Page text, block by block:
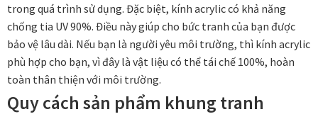
Đóng khung tranh thêu
Giỏ hàng
Giới Thiệu Mia Home
trong quá trình sử dụng. Đặc biệt, kính acrylic có khả năng
chống tia UV 90%. Điều này giúp cho bức tranh của bạn được
bảo vệ lâu dài. Nếu bạn là người yêu môi trường, thì kính acrylic
phù hợp cho bạn, vì đây là vật liệu có thể tái chế 100%, hoàn
toàn thân thiện với môi trường.
Quy cách sản phẩm khung tranh